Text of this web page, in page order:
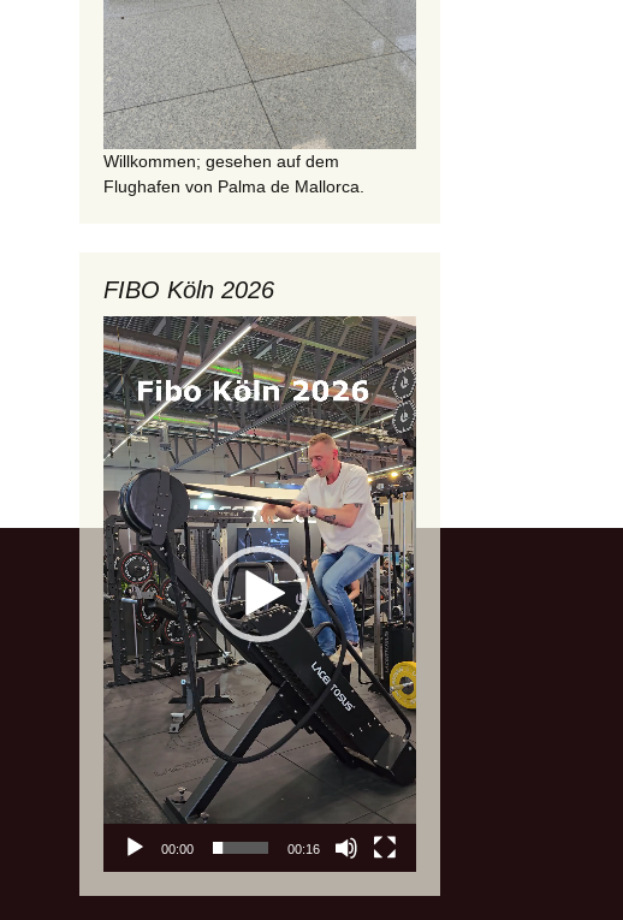
Willkommen; gesehen auf dem
Flughafen von Palma de Mallorca.
FIBO Köln 2026
Video-
Player
00:00 00:16